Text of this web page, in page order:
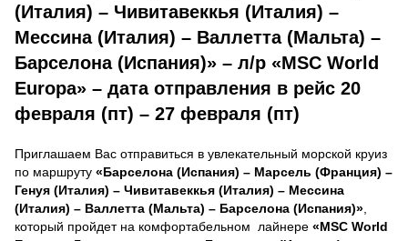
(Италия) – Чивитавеккья (Италия) –
Мессина (Италия) – Валлетта (Мальта) –
Барселона (Испания)» – л/р «MSC World
Europa» – дата отправления в рейс 20
февраля (пт) – 27 февраля (пт)
Приглашаем Вас отправиться в увлекательный морской круиз
по маршруту «Барселона (Испания) – Марсель (Франция) –
Генуя (Италия) – Чивитавеккья (Италия) – Мессина
(Италия) – Валлетта (Мальта) – Барселона (Испания)»
который пройдет на комфортабельном лайнере «MSC World